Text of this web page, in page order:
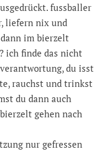
fussballer
liefern nix und
im bierzelt
ich finde das nicht
du isst
rauchst und trinkst
du dann auch
gehen nach
nur gefressen